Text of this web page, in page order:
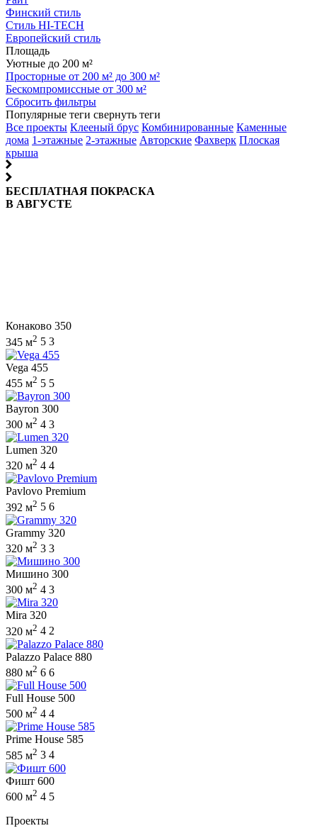
Финский стиль
Стиль HI-TECH
Европейский стиль
Площадь
Уютные до 200 м²
Просторные от 200 м² до 300 м²
Бескомпромиссные от 300 м²
Сбросить фильтры
Популярные теги свернуть теги
Все проекты Клееный брус Комбинированные Каменные
дома 1-этажные 2-этажные Авторские Фахверк Плоская
крыша
БЕСПЛАТНАЯ ПОКРАСКА
В АВГУСТЕ
Конаково 350
345 м2 5 3
Vega 455
455 м2 5 5
Bayron 300
300 м2 4 3
Lumen 320
320 м2 4 4
Pavlovo Premium
392 м2 5 6
Grammy 320
320 м2 3 3
Мишино 300
300 м2 4 3
Mira 320
320 м2 4 2
Palazzo Palace 880
880 м2 6 6
Full House 500
500 м2 4 4
Prime House 585
585 м2 3 4
Фишт 600
600 м2 4 5
Проекты